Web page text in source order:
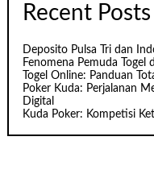
Recent Posts
Deposito Pulsa Tri dan
Fenomena Pemuda Togel
Togel Online: Panduan
Poker Kuda: Perjalanan
Digital
Kuda Poker: Kompetisi